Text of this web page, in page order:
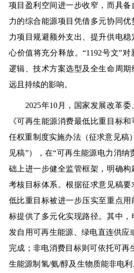
项目盈利空间进一步收窄，而具
力的综合能源项目凭借多元协同
力项目规避额外支出、提升供电
心价值将充分释放。“1192号文”
逻辑、技术方案选型及全生命周
远且持续的影响。
2025年10月，国家发展改革委
《可再生能源消费最低比重目标
任权重制度实施办法（征求意见稿
见稿”），在“可再生能源电力消纳
础上进一步健全监管框架，明确
考核目标体系。根据征求意见稿
低比重目标被进一步压实至重点
标提供了多元化实现路径。其中，
发自用可再生能源、绿电直连供应
完成；非电消费目标则可依托可再
生能源制氢/氨/醇及生物质能非电